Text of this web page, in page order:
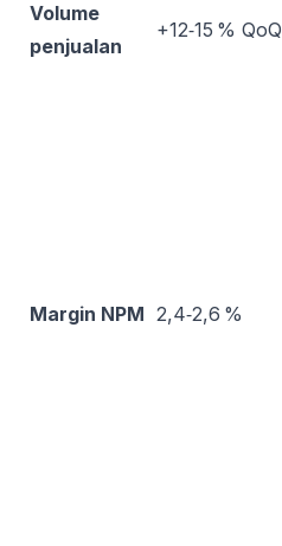
Volume
penjualan
+12‑15 % QoQ
Margin NPM 2,4‑2,6 %